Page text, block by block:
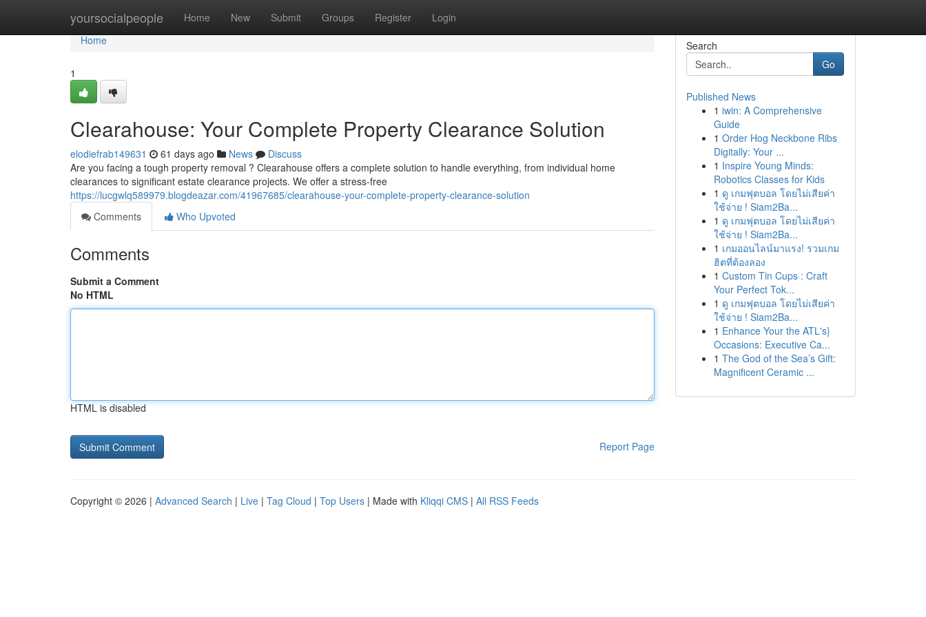
yoursocialpeople Home New Submit Groups Register Login
Home
Home
1
Clearahouse: Your Complete Property Clearance Solution
elodiefrab149631 61 days ago News
Discuss
Are you facing a tough property removal ? Clearahouse offers a complete solution to handle everything, from individual home
clearances to significant estate clearance projects. We offer a stress-free
https://lucgwlq589979.blogdeazar.com/41967685/clearahouse-your-complete-property-clearance-solution
Comments
Who Upvoted
Comments
Submit a Comment
No HTML
HTML is disabled
Report Page
Search
Go
Published News
1 iwin: A Comprehensive
Guide
1 Order Hog Neckbone Ribs
Digitally: Your ...
1 Inspire Young Minds:
Robotics Classes for Kids
1 ดู เกมฟุตบอล โดยไม่เสียค่า
ใช้จ่าย ! Siam2Ba...
1 ดู เกมฟุตบอล โดยไม่เสียค่า
ใช้จ่าย ! Siam2Ba...
1 เกมออนไลน์มาแรง! รวมเกม
ฮิตที่ต้องลอง
1 Custom Tin Cups : Craft
Your Perfect Tok...
1 ดู เกมฟุตบอล โดยไม่เสียค่า
ใช้จ่าย ! Siam2Ba...
1 Enhance Your the ATL's}
Occasions: Executive Ca...
1 The God of the Sea’s Gift:
Magnificent Ceramic ...
Copyright © 2026 | Advanced Search | Live | Tag Cloud | Top Users | Made with Kliqqi CMS | All RSS Feeds